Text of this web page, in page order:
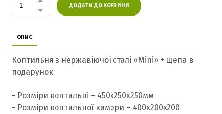
ДОДАТИ ДО КОРЗИНИ
ОПИС
Коптильня з нержавіючої сталі «Mini» + щепа в
подарунок
- Розміри коптильні – 450х250х250мм
- Розміри коптильної камери – 400х200х200